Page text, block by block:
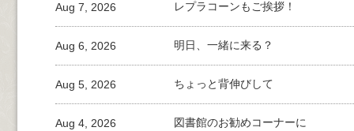
レプラコーンもご挨拶！
Aug 7, 2026
明日、一緒に来る？
Aug 6, 2026
ちょっと背伸びして
Aug 5, 2026
図書館のお勧めコーナーに
Aug 4, 2026